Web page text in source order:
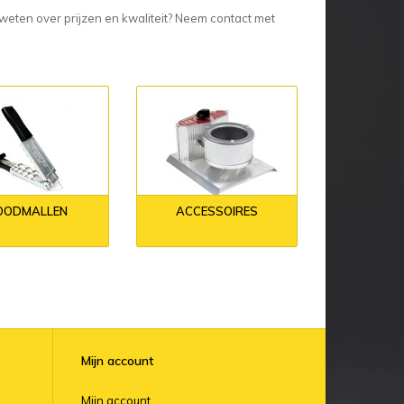
over prijzen en kwaliteit? Neem contact met
ACCESSOIRES
Mijn account
Mijn account